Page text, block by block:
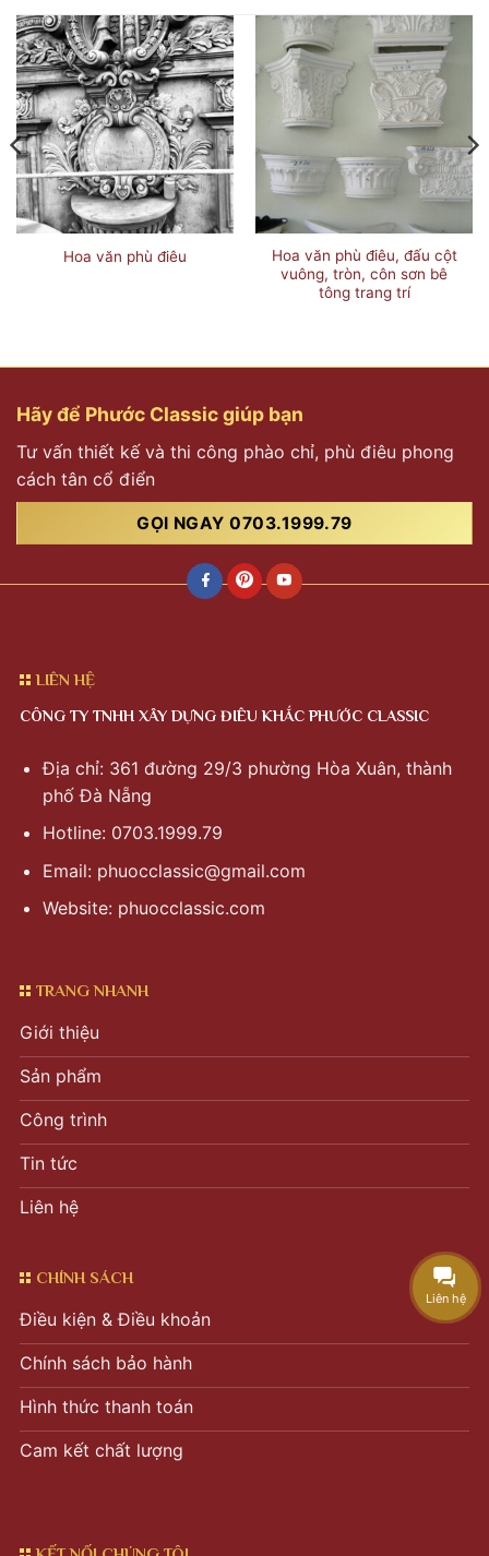
Hoa văn phù điêu
Hoa văn phù điêu, đấu cột
vuông, tròn, côn sơn bê
tông trang trí
Hãy để Phước Classic giúp bạn
Tư vấn thiết kế và thi công phào chỉ, phù điêu phong
cách tân cổ điển
GỌI NGAY 0703.1999.79
LIÊN HỆ
CÔNG TY TNHH XÂY DỰNG ĐIÊU KHẮC PHƯỚC CLASSIC
Địa chỉ: 361 đường 29/3 phường Hòa Xuân, thành
phố Đà Nẵng
Hotline: 0703.1999.79
Email: phuocclassic@gmail.com
Website: phuocclassic.com
TRANG NHANH
Giới thiệu
Sản phẩm
Công trình
Tin tức
Liên hệ
CHÍNH SÁCH
Điều kiện & Điều khoản
Chính sách bảo hành
Hình thức thanh toán
Cam kết chất lượng
Liên hệ